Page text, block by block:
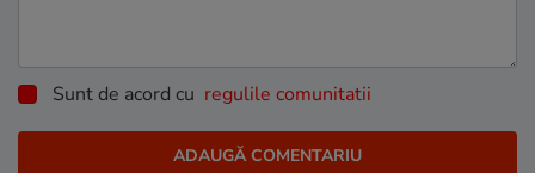
Sunt de acord cu regulile comunitatii